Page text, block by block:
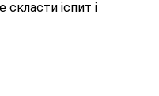
іспит і